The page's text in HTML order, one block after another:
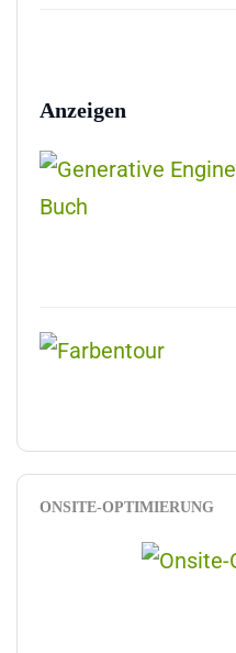
Anzeigen
ONSITE-OPTIMIERUNG